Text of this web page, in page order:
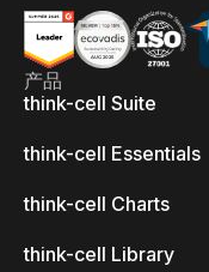
产品
think-cell Suite
think-cell Essentials
think-cell Charts
think-cell Library